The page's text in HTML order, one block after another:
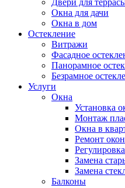
Окна для дачи
Окна в дом
Остекление
Витражи
Фасадное
Панорамное
Безрамное
Услуги
Окна
Установка
Монтаж
Окна в
Ремонт окон
Замена
Замена
Балконы